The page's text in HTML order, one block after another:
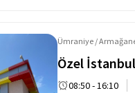
Ümraniye /
Özel
08:50 - 16:10